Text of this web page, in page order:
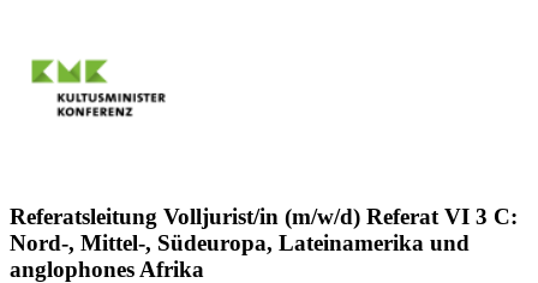
Referatsleitung Volljurist/in (m/w/d) Referat VI 3 C:
Nord-, Mittel-, Südeuropa, Lateinamerika und
anglophones Afrika